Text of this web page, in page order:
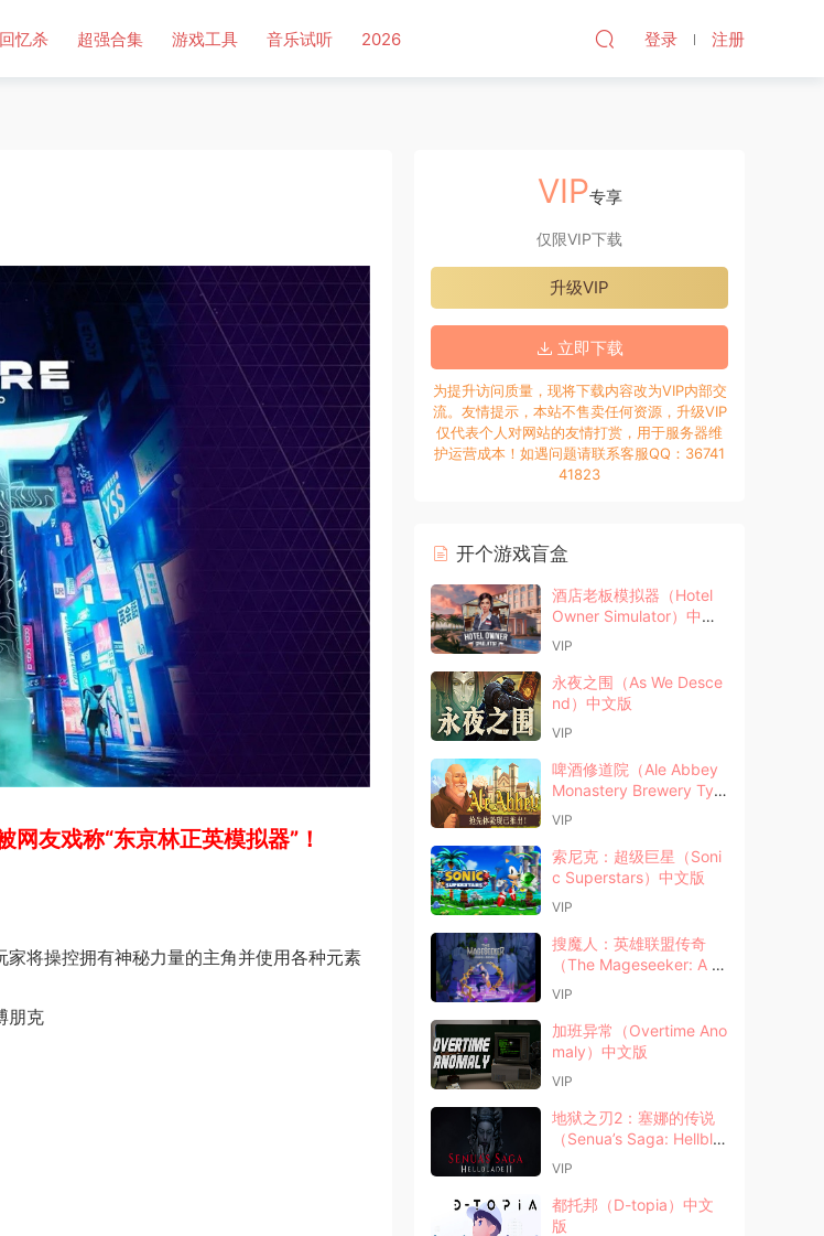
回忆杀 超强合集 游戏工具 音乐试听 2026 登录 注册
网友戏称“东京林正英模拟器”！
将操控拥有神秘力量的主角并使用各种元素
朋克
VIP专享
仅限VIP下载
升级VIP
立即下载
为提升访问质量，现将下载内容改为VIP内部交
流。友情提示，本站不售卖任何资源，升级VIP
仅代表个人对网站的友情打赏，用于服务器维
护运营成本！如遇问题请联系客服QQ：36741
41823
开个游戏盲盒
酒店老板模拟器（Hotel
Owner Simulator）中文
版
VIP
永夜之围（As We Desce
nd）中文版
VIP
啤酒修道院（Ale Abbey
Monastery Brewery Tyc
oon）中文版
VIP
索尼克：超级巨星（Soni
c Superstars）中文版
VIP
搜魔人：英雄联盟传奇
（The Mageseeker: A L
OL Story）中文版
VIP
加班异常（Overtime Ano
maly）中文版
VIP
地狱之刃2：塞娜的传说
（Senua’s Saga: Hellbla
de II）中文版
VIP
都托邦（D-topia）中文
版